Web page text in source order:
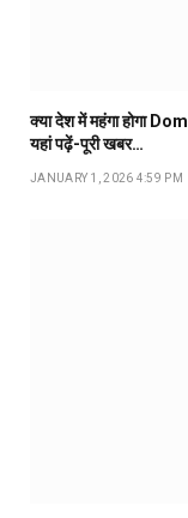
क्या देश में महंगा होगा
यहां पढ़ें-पूरी खबर…
JANUARY 1, 2026 4:59 PM